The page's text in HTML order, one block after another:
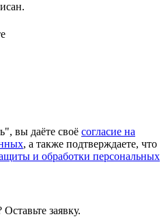
вы даёте своё согласие на
, а также подтверждаете, что
и обработки персональных
заявку.